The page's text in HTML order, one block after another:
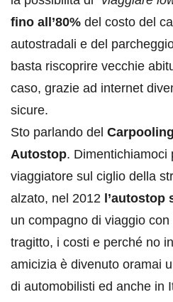
fino all’80% del costo del
autostradali e del
basta riscoprire vecchie
caso, grazie ad internet
sicure.
Sto parlando del Carpooling
Autostop. Dimentichiamoci
viaggiatore sul ciglio della
alzato, nel 2012 l’autostop
un compagno di viaggio
tragitto, i costi e perché no
amicizia è divenuto oramai
di automobilisti ed anche in